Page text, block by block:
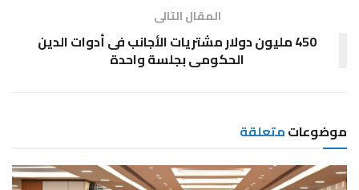
المقال التالى
450 مليون دولار مشتريات الأجانب فى أدوات الدين
الحكومى بجلسة واحدة
موضوعاتمتعلقة